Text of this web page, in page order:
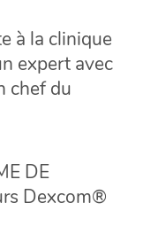
à la clinique
expert avec
chef du
DE
Dexcom®